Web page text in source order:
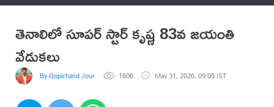
తెనాలిలో సూపర్ స్టార్ కృష్ణ 83వ జయంతి
వేడుకలు
By Gopichand Journalist 1606 May 31, 2026, 09:05 IST